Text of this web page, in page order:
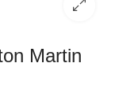
Martin